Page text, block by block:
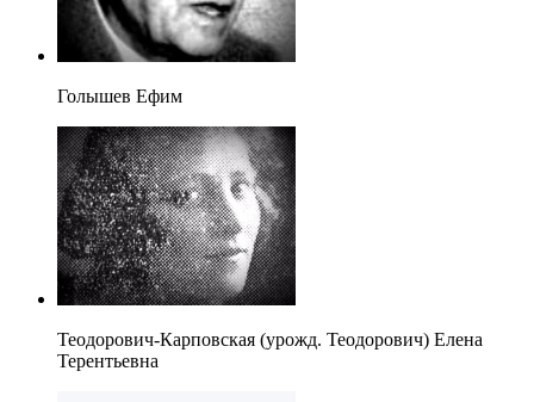
Голышев Ефим
Теодорович-Карповская (урожд. Теодорович) Елена
Терентьевна